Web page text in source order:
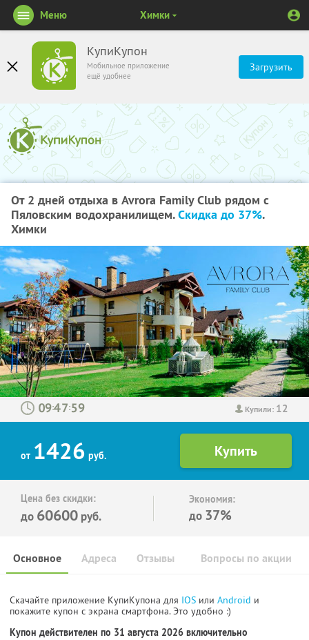
КупиКупон
Мобильное приложение
ещё удобнее
Загрузить
Меню Химки
От 2 дней отдыха в Avrora Family Club рядом с
Пяловским водохранилищем.Скидка до 37%.
Химки
Купили: 12
: :
от 1426 руб.
Цена без скидки:
до 60600 руб.
Экономия:
до 37%
Основное Отзывы Вопросы по акции
Адреса
Скачайте приложение КупиКупона для IOS или Android и
покажите купон с экрана смартфона. Это удобно :)
Купон действителен по 31 августа 2026 включительно